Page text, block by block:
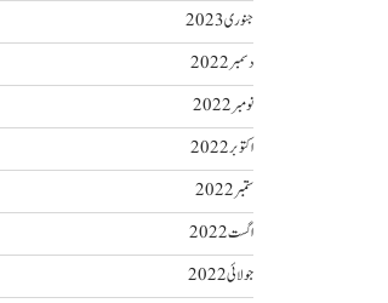
جنوری 2023
دسمبر 2022
نومبر 2022
اکتوبر 2022
ستمبر 2022
اگست 2022
جولائی 2022